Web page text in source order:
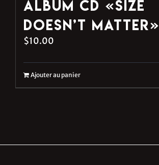
Album CD «Size
Doesn’t Matter»
$10.00
Ajouter au panier